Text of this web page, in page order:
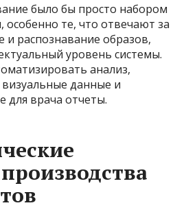
было бы просто набором
те, что отвечают за
распознавание образов,
уровень системы.
анализ,
данные и
для врача отчеты.